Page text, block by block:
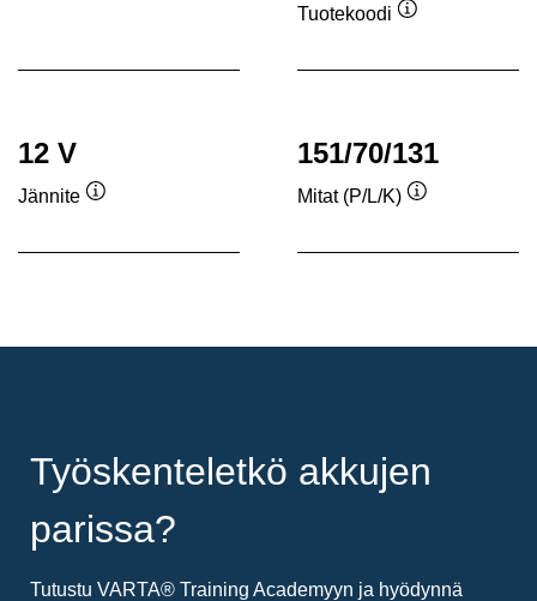
Tuotekoodi
12 V
Jännite
151/70/131
Mitat (P/L/K)
Työskenteletkö akkujen
parissa?
Tutustu VARTA® Training Academyyn ja hyödynnä